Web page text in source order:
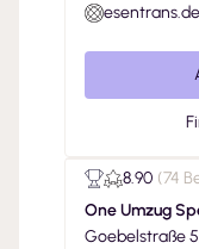
esentrans.de
8.90 (74
One Umzug